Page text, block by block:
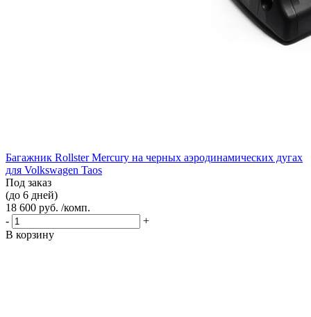
Багажник Rollster Mercury на черных аэродинамических дугах
для Volkswagen Taos
Под заказ
(до 6 дней)
18 600 руб. /комп.
-
+
В корзину